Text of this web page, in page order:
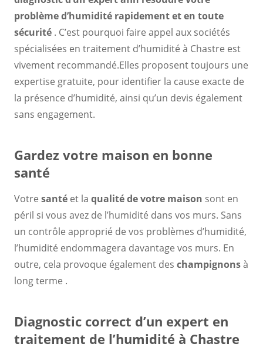
problème d’humidité rapidement et en toute
sécurité . C’est pourquoi faire appel aux sociétés
spécialisées en traitement d’humidité à Chastre est
vivement recommandé.Elles proposent toujours une
expertise gratuite, pour identifier la cause exacte de
la présence d’humidité, ainsi qu’un devis également
sans engagement.
Gardez votre maison en bonne
santé
Votre santé et la qualité de votre maison sont en
péril si vous avez de l’humidité dans vos murs. Sans
un contrôle approprié de vos problèmes d’humidité,
l’humidité endommagera davantage vos murs. En
outre, cela provoque également des champignonsà
long terme .
Diagnostic correct d’un expert en
traitement de l’humidité à Chastre